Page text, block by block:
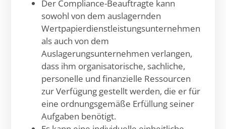
Der Compliance-Beauftragte kann
sowohl von dem auslagernden
Wertpapierdienstleistungsunternehmen
als auch von dem
Auslagerungsunternehmen verlangen,
dass ihm organisatorische, sachliche,
personelle und finanzielle Ressourcen
zur Verfügung gestellt werden, die er für
eine ordnungsgemäße Erfüllung seiner
Aufgaben benötigt.